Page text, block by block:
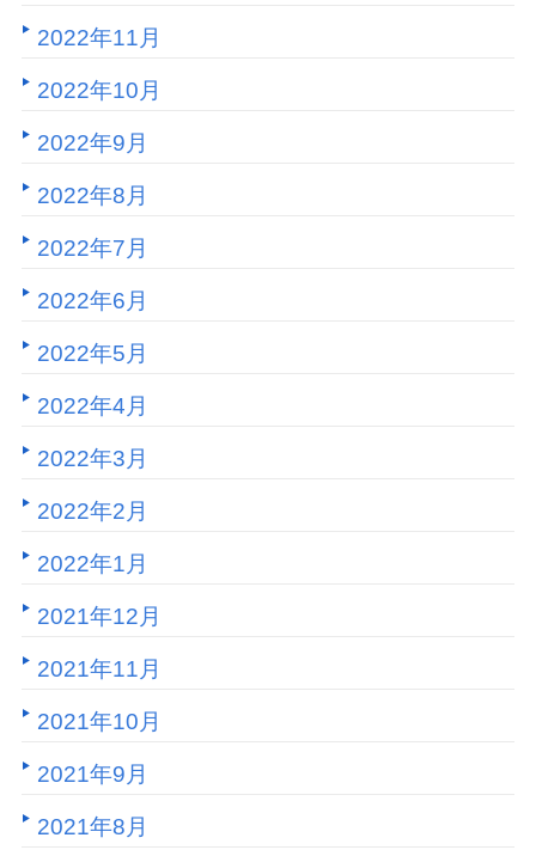
2022年11月
2022年10月
2022年9月
2022年8月
2022年7月
2022年6月
2022年5月
2022年4月
2022年3月
2022年2月
2022年1月
2021年12月
2021年11月
2021年10月
2021年9月
2021年8月